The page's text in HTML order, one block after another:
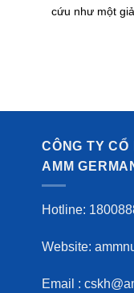
cứu như một
CÔNG TY CỔ
AMM
Hotline:
Website:
Email :